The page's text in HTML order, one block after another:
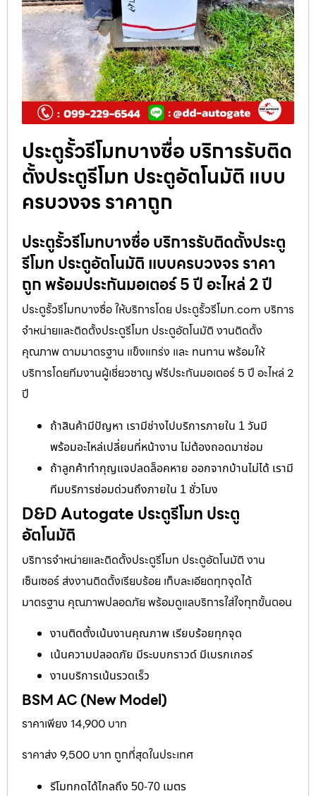
ประตูรั้วรีโมทบางซื่อ บริการรับติด
ตั้งประตูรีโมท ประตูอัตโนมัติ แบบ
ครบวงจร ราคาถูก
ประตูรั้วรีโมทบางซื่อ บริการรับติดตั้งประตู
รีโมท ประตูอัตโนมัติ แบบครบวงจร ราคา
ถูก พร้อมประกันมอเตอร์ 5 ปี อะไหล่ 2 ปี
ประตูรั้วรีโมทบางซื่อ ให้บริการโดย ประตูรั้วรีโมท.com บริการ
จำหน่ายและติดตั้งประตูรีโมท ประตูอัตโนมัติ งานติดตั้ง
คุณภาพ ตามมาตรฐาน แข็งแกร่ง และ ทนทาน พร้อมให้
บริการโดยทีมงานผู้เชี่ยวชาญ ฟรีประกันมอเตอร์ 5 ปี อะไหล่ 2
ปี
ถ้าสินค้ามีปัญหา เรามีช่างไปบริการภายใน 1 วันมี
พร้อมอะไหล่เปลี่ยนที่หน้างาน ไม่ต้องถอดมาซ่อม
ถ้าลูกค้าทำกุญแจปลดล็อคหาย ออกจากบ้านไม่ได้ เรามี
ทีมบริการซ่อมด่วนถึงภายใน 1 ชั่วโมง
D&D Autogate ประตูรีโมท ประตู
อัตโนมัติ
บริการจำหน่ายและติดตั้งประตูรีโมท ประตูอัตโนมัติ งาน
เซ็นเซอร์ ส่งงานติดตั้งเรียบร้อย เก็บละเอียดทุกจุดได้
มาตรฐาน คุณภาพปลอดภัย พร้อมดูแลบริการใส่ใจทุกขั้นตอน
งานติดตั้งเน้นงานคุณภาพ เรียบร้อยทุกจุด
เน้นความปลอดภัย มีระบบกราวด์ มีเบรกเกอร์
งานบริการเน้นรวดเร็ว
BSM AC (New Model)
ราคาเพียง 14,900 บาท
ราคาส่ง 9,500 บาท ถูกที่สุดในประเทศ
รีโมทกดได้ไกลถึง 50-70 เมตร